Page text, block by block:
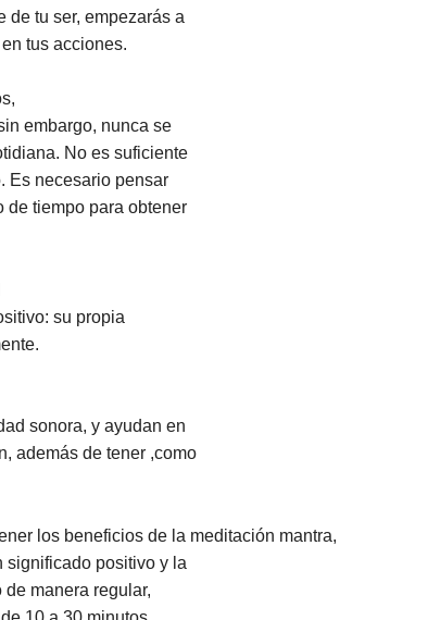
de tu ser, empezarás a
tus acciones.
embargo, nunca se
No es suficiente
Es necesario pensar
de tiempo para obtener
su propia
sonora, y ayudan en
además de tener ,como
los beneficios de la meditación mantra,
significado positivo y la
manera regular,